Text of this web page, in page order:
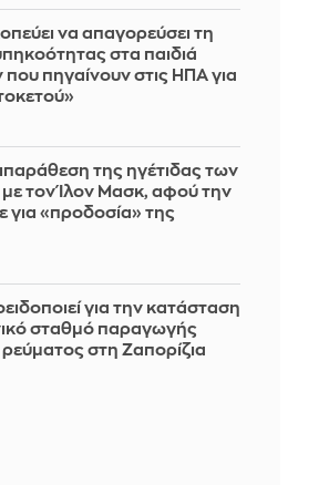
να απαγορεύσει τη
στα παιδιά
πηγαίνουν στις ΗΠΑ για
της ηγέτιδας των
τον Ίλον Μασκ, αφού την
για «προδοσία» της
για την κατάσταση
σταθμό παραγωγής
ρεύματος στη Ζαπορίζια